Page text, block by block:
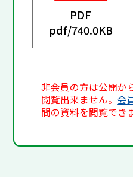
PDF
pdf/740.0KB
非会員の方は公開か
閲覧出来ません。会
間の資料を閲覧でき